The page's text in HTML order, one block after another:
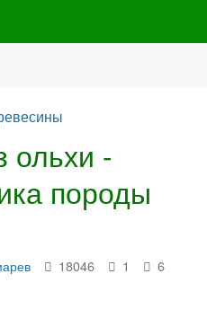
ольхи -
породы
18046 1 6